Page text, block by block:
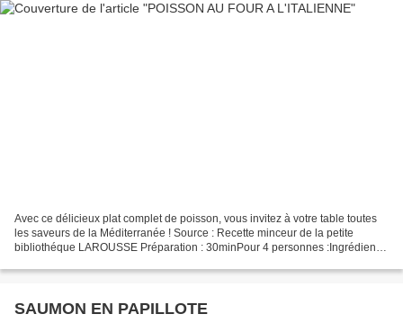
Avec ce délicieux plat complet de poisson, vous invitez à votre table toutes
les saveurs de la Méditerranée ! Source : Recette minceur de la petite
bibliothéque LAROUSSE Préparation : 30minPour 4 personnes :Ingrédients
SAUMON EN PAPILLOTE